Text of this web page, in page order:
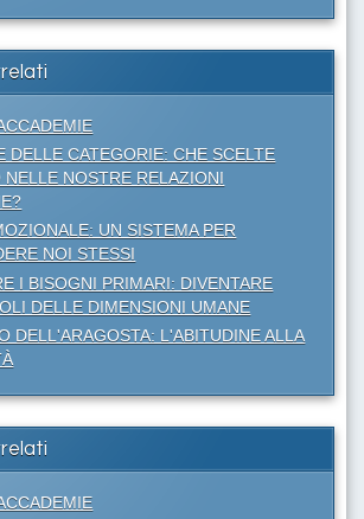
DELLE CATEGORIE: CHE SCELTE
NELLE NOSTRE RELAZIONI
UN SISTEMA PER
NOI STESSI
I BISOGNI PRIMARI: DIVENTARE
DELLE DIMENSIONI UMANE
DELL'ARAGOSTA: L'ABITUDINE ALLA